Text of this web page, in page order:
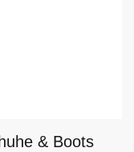
& Boots